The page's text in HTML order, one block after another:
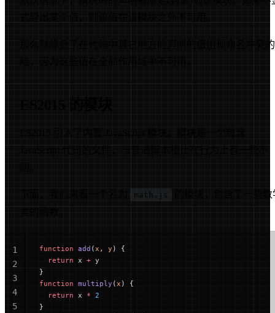
式导出某个值，则该值在该模块之外不可用。
那么就降低了在代码中其它地方的声明的值出现命名冲突
险，因为这些值在全局作用域中不可用。
ES2015 引入了内置 JavaScript 模块。模块是一个包含
JavaScript 代码的文件，与普通脚本相比在行为上有一些不
下面，我们来看一个名为 math.js
的模块，包含了一些数
function add ( x , y ) {
  return
x + y
}
function multiply ( x ) {
  return
x * 2
}
1
2
3
4
5